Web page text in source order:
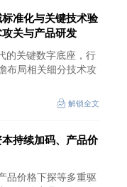
准化与关键技术验
关与产品研发
的关键数字底座，行
布局相关细分技术攻
解锁全文
持续加码、产品价
品价格下探等多重驱